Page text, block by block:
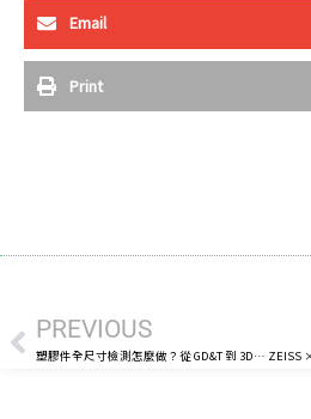
Email
Print
上一頁
PREVIOUS
塑膠件全尺寸檢測怎麼做？從 GD&T 到 3D 掃描建立量產品質判斷基準